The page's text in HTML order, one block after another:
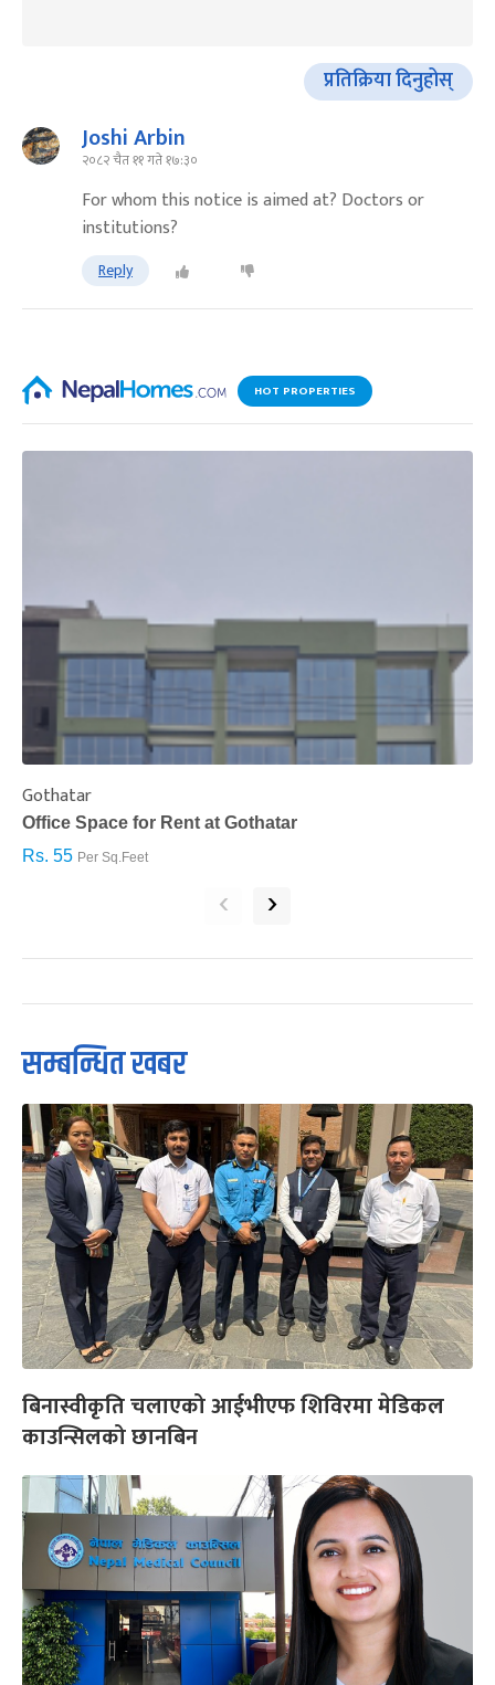
प्रतिक्रिया दिनुहोस्
Joshi Arbin
२०८२ चैत ११ गते १७:३०
For whom this notice is aimed at? Doctors or
institutions?
Reply
HOT PROPERTIES
Gothatar
Office Space for Rent at Gothatar
Rs. 55 Per Sq.Feet
‹ ›
सम्बन्धित खबर
बिनास्वीकृति चलाएको आईभीएफ शिविरमा मेडिकल
काउन्सिलको छानबिन